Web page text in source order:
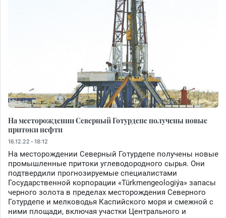
На месторождении Северный Готурдепе получены новые
притоки нефти
16.12.22 - 18:12
На месторождении Северный Готурдепе получены новые
промышленные притоки углеводородного сырья. Они
подтвердили прогнозируемые специалистами
Государственной корпорации «Türkmengeologiýa» запасы
черного золота в пределах месторождения Северного
Готурдепе и мелководья Каспийского моря и смежной с
ними площади, включая участки Центрального и